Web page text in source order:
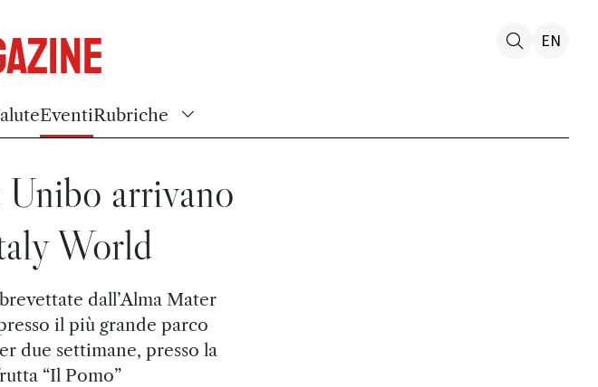
EventiRubriche
EN
arrivano
World
dall’Alma Mater
il più grande parco
due settimane, presso la
“Il Pomo”